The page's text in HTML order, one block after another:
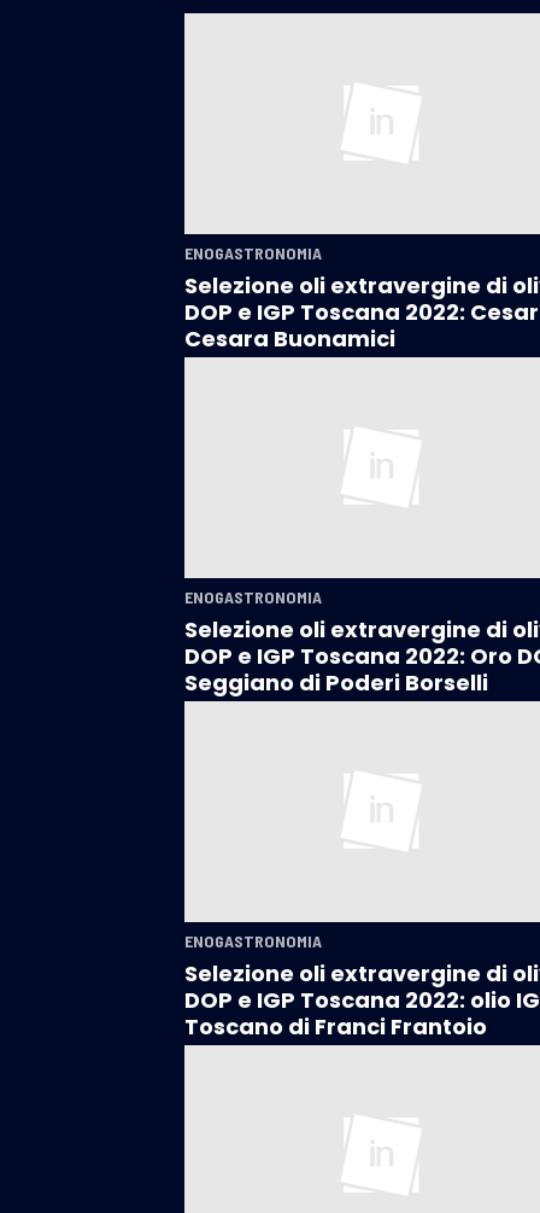
ENOGASTRONOMIA
Selezione oli extravergine di
DOP e IGP Toscana 2022:
Cesara Buonamici
ENOGASTRONOMIA
Selezione oli extravergine di
DOP e IGP Toscana 2022: Oro
Seggiano di Poderi Borselli
ENOGASTRONOMIA
Selezione oli extravergine di
DOP e IGP Toscana 2022: olio
Toscano di Franci Frantoio